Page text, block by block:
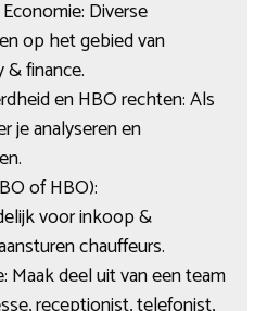
Diverse
op het gebied van
finance.
en HBO rechten: Als
je analyseren en
of HBO):
voor inkoop &
chauffeurs.
Maak deel uit van een team